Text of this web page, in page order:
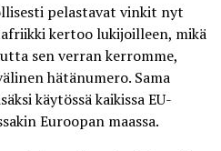
pelastavat vinkit nyt
kertoo lukijoilleen, mikä
sen verran kerromme,
hätänumero. Sama
käytössäkaikissa EU-
Euroopan maassa.